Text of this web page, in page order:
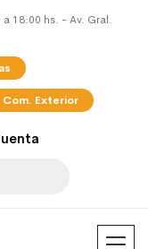
18:00 hs. - Av. Gral.
Com. Exterior